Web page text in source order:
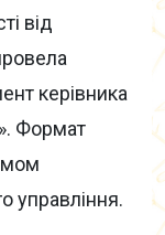
від
керівника
Формат
управління.